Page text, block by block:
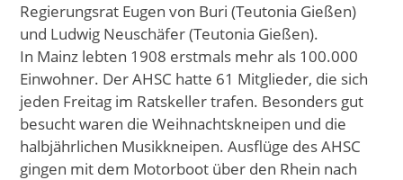
Regierungsrat Eugen von Buri (Teutonia Gießen)
und Ludwig Neuschäfer (Teutonia Gießen).
In Mainz lebten 1908 erstmals mehr als 100.000
Einwohner. Der AHSC hatte 61 Mitglieder, die sich
jeden Freitag im Ratskeller trafen. Besonders gut
besucht waren die Weihnachtskneipen und die
halbjährlichen Musikkneipen. Ausflüge des AHSC
gingen mit dem Motorboot über den Rhein nach